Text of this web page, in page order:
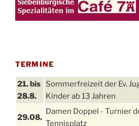
TERMINE
21. bis
28.8.
Sommerfreizeit der Ev.
Kinder ab 13 Jahren
29.08.
Damen Doppel - Turnier
Tennisplatz